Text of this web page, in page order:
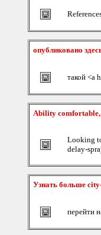
опубликовано
такой <a
Ability comfortable,
Looking
delay-
Узнать больше
перейти